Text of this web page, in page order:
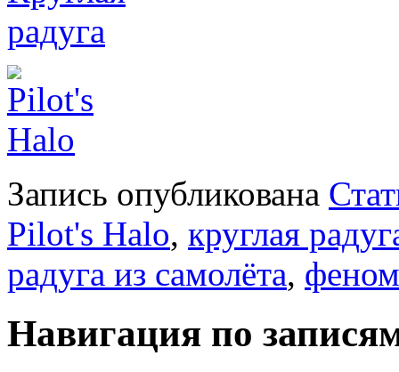
Запись опубликована
Pilot's Halo, круглая
радуга из самолёта,
Навигация по